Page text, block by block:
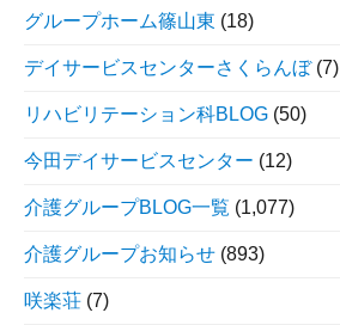
グループホーム篠山東 (18)
デイサービスセンターさくらんぼ(7)
リハビリテーション科BLOG (50)
今田デイサービスセンター (12)
介護グループBLOG一覧 (1,077)
介護グループお知らせ (893)
咲楽荘 (7)